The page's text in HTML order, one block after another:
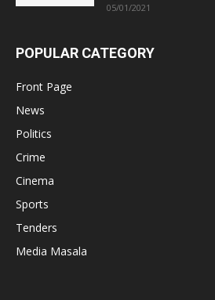
05/01/2021
POPULAR CATEGORY
Front Page
News
Politics
Crime
Cinema
Sports
Tenders
Media Masala